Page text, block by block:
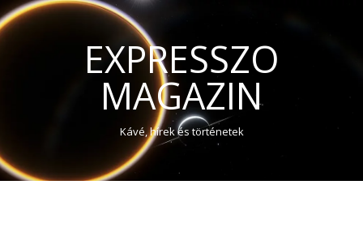
EXPRESSZO
MAGAZIN
Kávé, hírek és történetek